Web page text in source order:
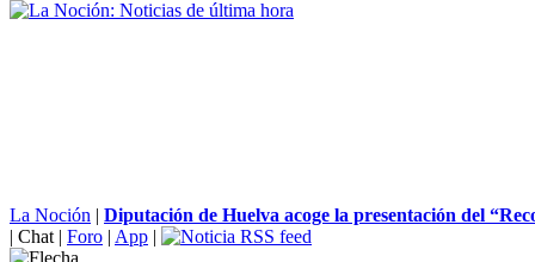
La Noción | Diputación de Huelva acoge la presentación del
| Chat | Foro | App |